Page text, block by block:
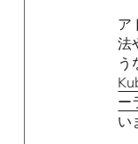
ア
法
う
ー
い